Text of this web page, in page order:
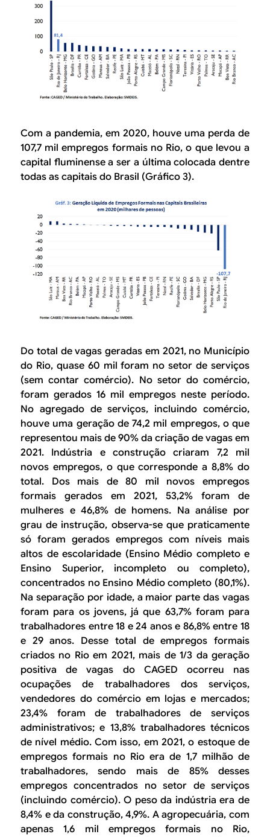
Com a pandemia, em 2020, houve uma perda de
107,7 mil empregos formais no Rio, o que levou a
capital fluminense a ser a última colocada dentre
todas as capitais do Brasil (Gráfico 3).
Do total de vagas geradas em 2021, no Município
do Rio, quase 60 mil foram no setor de serviços
(sem contar comércio). No setor do comércio,
foram gerados 16 mil empregos neste período.
No agregado de serviços, incluindo comércio,
houve uma geração de 74,2 mil empregos, o que
representou mais de 90% da criação de vagas em
2021. Indústria e construção criaram 7,2 mil
novos empregos, o que corresponde a 8,8% do
total. Dos mais de 80 mil novos empregos
formais gerados em 2021, 53,2% foram de
mulheres e 46,8% de homens. Na análise por
grau de instrução, observa-se que praticamente
só foram gerados empregos com níveis mais
altos de escolaridade (Ensino Médio completo e
Ensino Superior, incompleto ou completo),
concentrados no Ensino Médio completo (80,1%).
Na separação por idade, a maior parte das vagas
foram para os jovens, já que 63,7% foram para
trabalhadores entre 18 e 24 anos e 86,8% entre 18
e 29 anos. Desse total de empregos formais
criados no Rio em 2021, mais de 1/3 da geração
positiva de vagas do CAGED ocorreu nas
ocupações de trabalhadores dos serviços,
vendedores do comércio em lojas e mercados;
23,4% foram de trabalhadores de serviços
administrativos; e 13,8% trabalhadores técnicos
de nível médio. Com isso, em 2021, o estoque de
empregos formais no Rio era de 1,7 milhão de
trabalhadores, sendo mais de 85% desses
empregos concentrados no setor de serviços
(incluindo comércio). O peso da indústria era de
8,4% e da construção, 4,9%. A agropecuária, com
apenas 1,6 mil empregos formais no Rio,